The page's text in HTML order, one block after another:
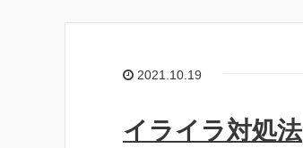
2021.10.19
イライラ対処法